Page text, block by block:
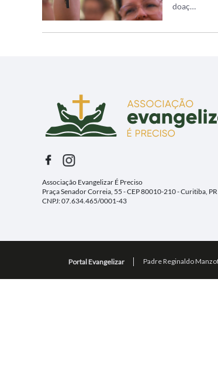
doaç…
Associação Evangelizar É Preciso
Praça Senador Correia, 55 - CEP 80010-210 - Curitiba, PR
CNPJ: 07.634.465/0001-43